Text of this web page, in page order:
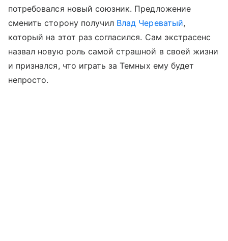
потребовался новый союзник. Предложение
сменить сторону получил Влад Череватый,
который на этот раз согласился. Сам экстрасенс
назвал новую роль самой страшной в своей жизни
и признался, что играть за Темных ему будет
непросто.